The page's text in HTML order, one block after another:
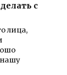
с
лица,